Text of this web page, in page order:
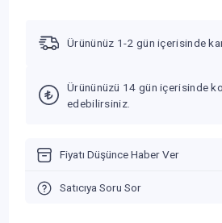
Ürününüz 1-2 gün içerisinde
Ürününüzü 14 gün içerisinde
edebilirsiniz.
Fiyatı Düşünce Haber Ver
Satıcıya Soru Sor